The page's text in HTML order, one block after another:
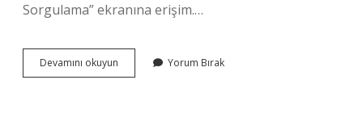
Sorgulama” ekranına erişim.…
Devamını okuyun
Kitabın
Yorum Bırak